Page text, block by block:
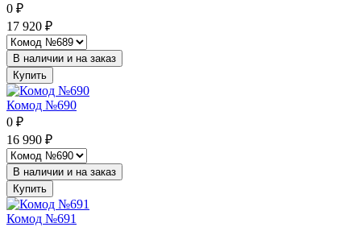
0 ₽
17 920 ₽
В наличии и на заказ
Купить
Комод №690
0 ₽
16 990 ₽
В наличии и на заказ
Купить
Комод №691